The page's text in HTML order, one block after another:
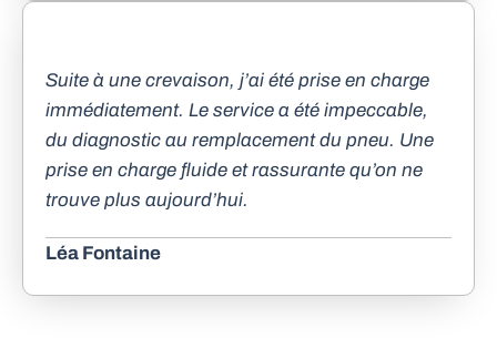
Suite à une crevaison, j’ai été prise en charge
immédiatement. Le service a été impeccable,
du diagnostic au remplacement du pneu. Une
prise en charge fluide et rassurante qu’on ne
trouve plus aujourd’hui.
Léa Fontaine